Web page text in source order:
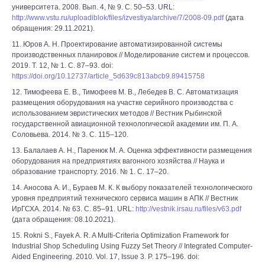
университета. 2008. Вып. 4, № 9. С. 50–53. URL:
http://www.vstu.ru/uploadiblok/files/izvestiya/archive/7/2008-09.pdf(дата
обращения: 29.11.2021).
11. Юров А. Н. Проектирование автоматизированной системы
производственных планировок // Моделирование систем и процессов.
2019. Т. 12, № 1. С. 87–93. doi:
https://doi.org/10.12737/article_5d639c813abcb9.89415758
12. Тимофеева Е. В., Тимофеев М. В., Лебедев В. С. Автоматизация
размещения оборудования на участке серийного производства с
использованием эвристических методов // Вестник Рыбинской
государственной авиационной технологической академии им. П. А.
Соловьева. 2014. № 3. С. 115–120.
13. Балалаев А. Н., Паренюк М. А. Оценка эффективности размещения
оборудования на предприятиях вагонного хозяйства // Наука и
образование транспорту. 2016. № 1. С. 17–20.
14. Аносова А. И., Бураев М. К. К выбору показателей технологического
уровня предприятий технического сервиса машин в АПК // Вестник
ИрГСХА. 2014. № 63. С. 85–91. URL: http://vestnik.irsau.ru/files/v63.pdf
(дата обращения: 08.10.2021).
15. Rokni S., Fayek A. R. A Multi-Criteria Optimization Framework for
Industrial Shop Scheduling Using Fuzzy Set Theory // Integrated Computer-
Aided Engineering. 2010. Vol. 17, Issue 3. P. 175–196. doi: